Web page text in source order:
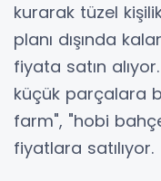
kurarak tüzel
planı dışında
fiyata satın
küçük parçalara
farm", "hobi
fiyatlara satılıyor.